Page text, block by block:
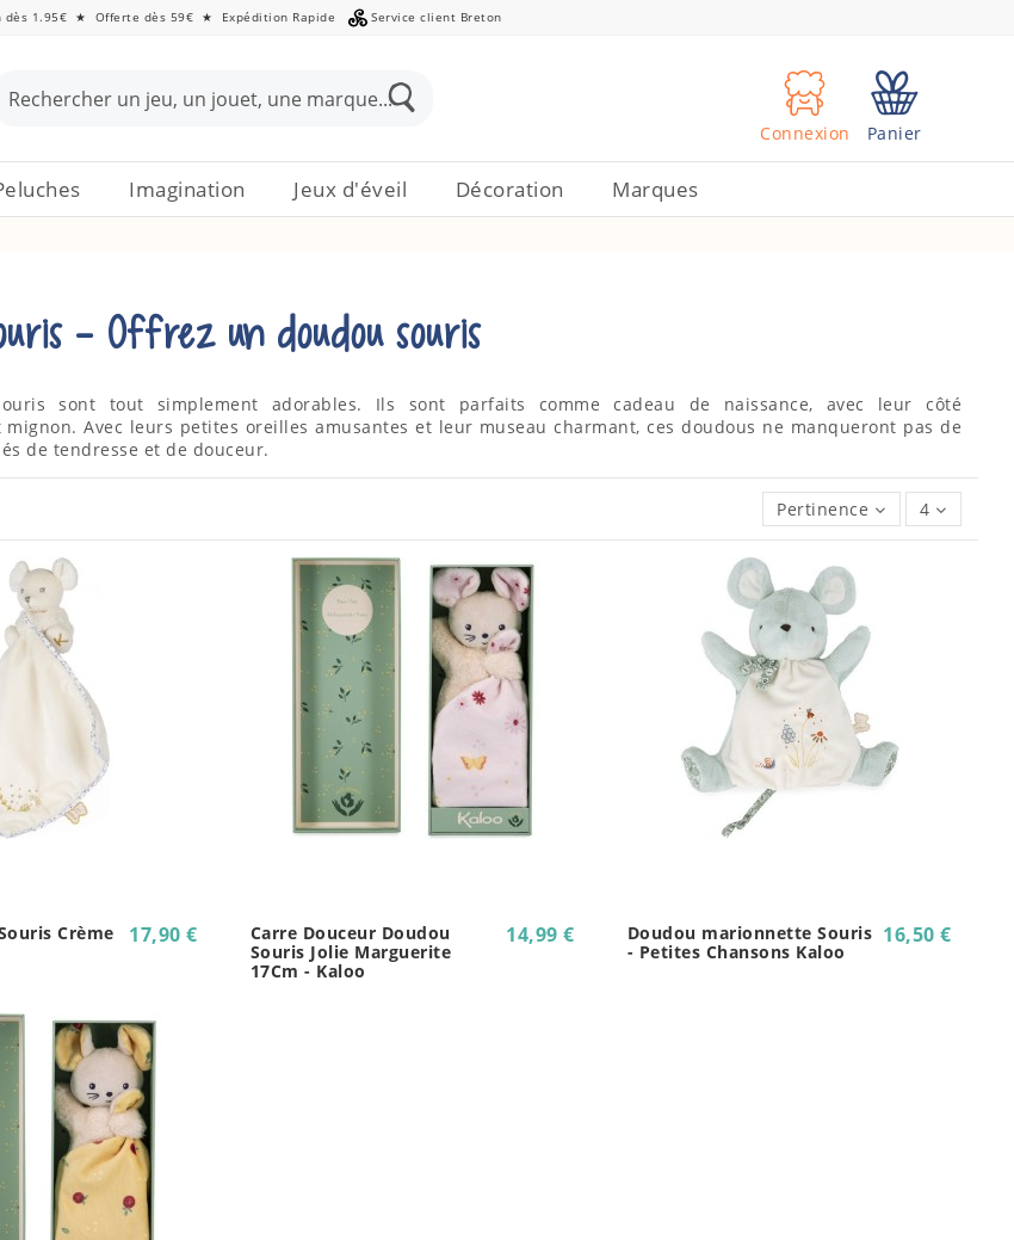
dès 1.95€ ★ Offerte dès 59€ ★ Expédition Rapide Service client Breton
Connexion Panier
Imagination Jeux d'éveil Décoration Marques
- Offrez un doudou souris
sont tout simplement adorables. Ils sont parfaits comme cadeau de naissance, avec leur côté
Avec leurs petites oreilles amusantes et leur museau charmant, ces doudous ne manqueront pas de
de tendresse et de douceur.
Pertinence 4
Crème
17,90 €
Carre Douceur Doudou
Souris Jolie Marguerite
17Cm - Kaloo
14,99 €
Doudou marionnette Souris
- Petites Chansons Kaloo
16,50 €